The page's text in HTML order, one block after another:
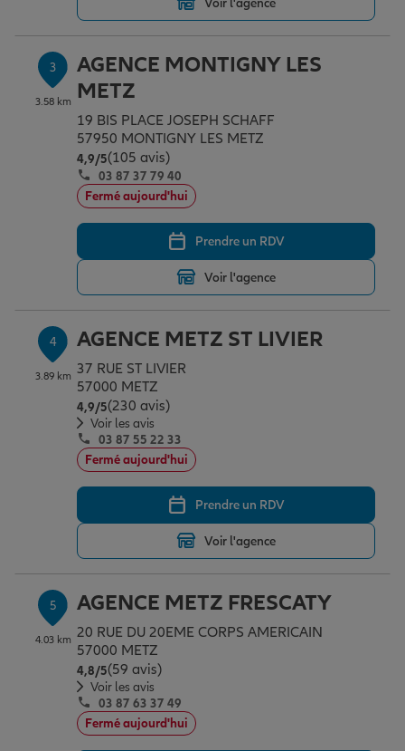
Garantie des accidents de la vie
Assurance scolaire
Protection juridique
Retraite
Tous nos devis d'assurance
3
3.58 km
AGENCE MONTIGNY LES
METZ
19 BIS PLACE JOSEPH SCHAFF
57950 MONTIGNY LES METZ
4,9/5Note de 4.9 sur 5
(105 avis)
03 87 37 79 40
Fermé aujourd'hui
Prendre un RDV
Voir l'agence
4
3.89 km
AGENCE METZ ST LIVIER
37 RUE ST LIVIER
57000 METZ
4,9/5Note de 4.9 sur 5
(230 avis)
Voir les avis
03 87 55 22 33
Fermé aujourd'hui
Prendre un RDV
Voir l'agence
5
4.03 km
AGENCE METZ FRESCATY
20 RUE DU 20EME CORPS AMERICAIN
57000 METZ
4,8/5Note de 4.8 sur 5
(59 avis)
Voir les avis
03 87 63 37 49
Fermé aujourd'hui